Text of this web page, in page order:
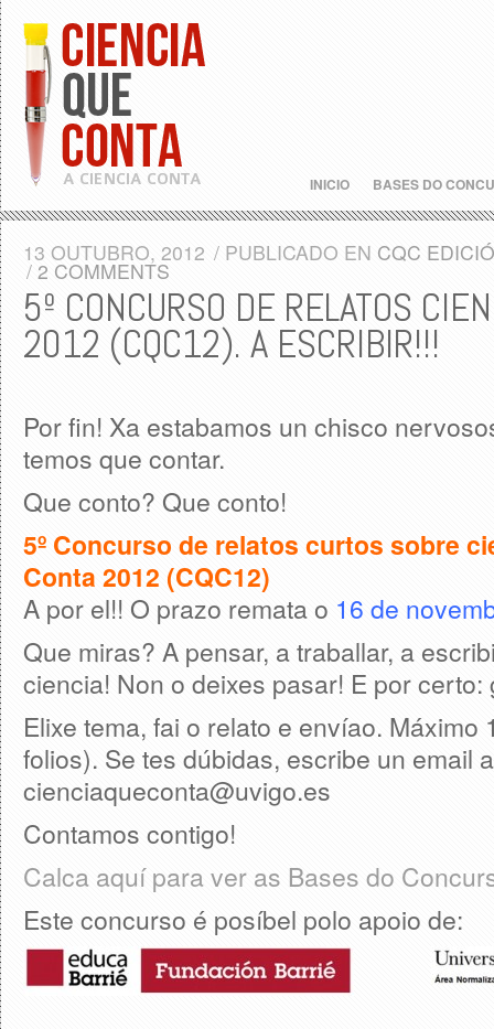
INICIO BASES DO
13 OUTUBRO, 2012 / PUBLICADO EN CQC
/ 2 COMMENTS
5º CONCURSO DE RELATOS
2012 (CQC12). A ESCRIBIR!!!
Por fin! Xa estabamos un chisco
temos que contar.
Que conto? Que conto!
5º Concurso de relatos curtos sobre
Conta 2012 (CQC12)
A por el!! O prazo remata o 16 de
Que miras? A pensar, a traballar, a
ciencia! Non o deixes pasar! E por
Elixe tema, fai o relato e envíao. Máximo
folios). Se tes dúbidas, escribe un email
cienciaqueconta@uvigo.es
Contamos contigo!
Calca aquí para ver as Bases do
Este concurso é posíbel polo apoio de: